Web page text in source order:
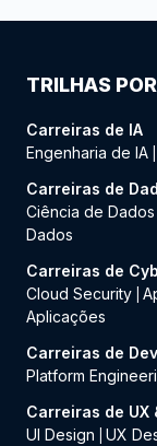
TRILHAS
Carreiras de IA
Engenharia de IA
Carreiras de
Ciência de Dados
Dados
Carreiras de
Cloud Security
Aplicações
Carreiras de
Platform
Carreiras de UX
UI Design
UX